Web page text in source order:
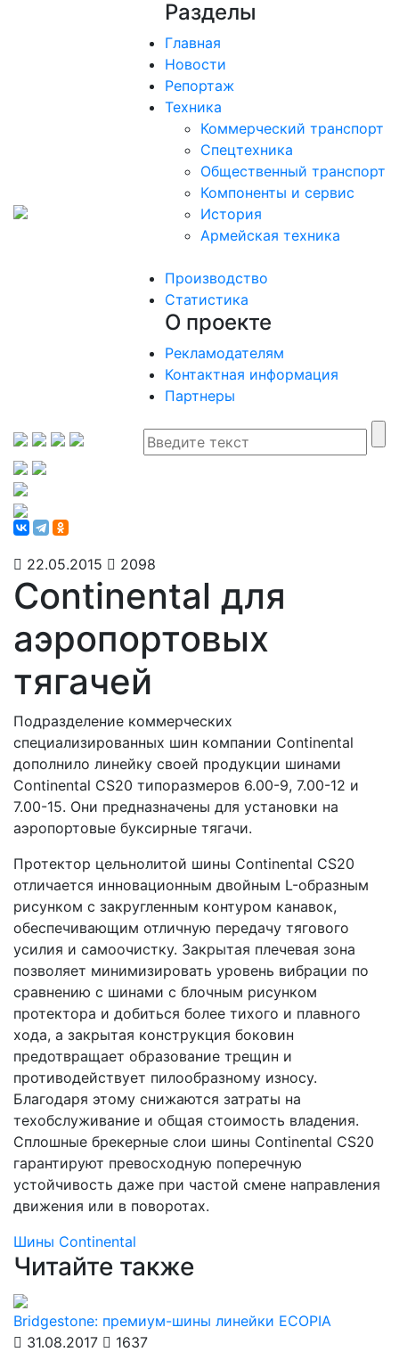
Разделы
Главная
Новости
Репортаж
Техника
Коммерческий транспорт
Спецтехника
Общественный транспорт
Компоненты и сервис
История
Армейская техника
Производство
Статистика
О проекте
Рекламодателям
Контактная информация
Партнеры
22.05.2015 2098
Continental для
аэропортовых
тягачей
Подразделение коммерческих
специализированных шин компании Continental
дополнило линейку своей продукции шинами
Continental CS20 типоразмеров 6.00-9, 7.00-12 и
7.00-15. Они предназначены для установки на
аэропортовые буксирные тягачи.
Протектор цельнолитой шины Continental CS20
отличается инновационным двойным L-образным
рисунком с закругленным контуром канавок,
обеспечивающим отличную передачу тягового
усилия и самоочистку. Закрытая плечевая зона
позволяет минимизировать уровень вибрации по
сравнению с шинами с блочным рисунком
протектора и добиться более тихого и плавного
хода, а закрытая конструкция боковин
предотвращает образование трещин и
противодействует пилообразному износу.
Благодаря этому снижаются затраты на
техобслуживание и общая стоимость владения.
Сплошные брекерные слои шины Continental CS20
гарантируют превосходную поперечную
устойчивость даже при частой смене направления
движения или в поворотах.
Шины Continental
Читайте также
Bridgestone: премиум-шины линейки ECOPIA
31.08.2017
1637